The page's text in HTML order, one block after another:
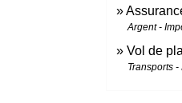
Argent -
Vol de
Transports